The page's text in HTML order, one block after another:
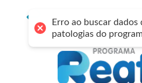
Erro ao buscar dados
patologias do